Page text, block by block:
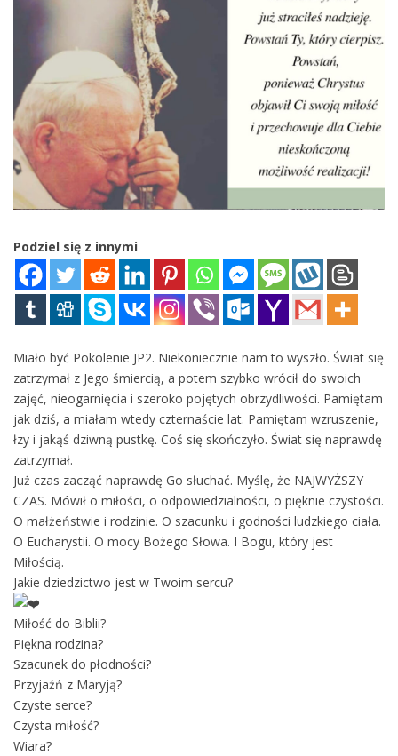
Podziel się z innymi
Miało być Pokolenie JP2. Niekoniecznie nam to wyszło. Świat się
zatrzymał z Jego śmiercią, a potem szybko wrócił do swoich
zajęć, nieogarnięcia i szeroko pojętych obrzydliwości. Pamiętam
jak dziś, a miałam wtedy czternaście lat. Pamiętam wzruszenie,
łzy i jakąś dziwną pustkę. Coś się skończyło. Świat się naprawdę
zatrzymał.
Już czas zacząć naprawdę Go słuchać. Myślę, że NAJWYŻSZY
CZAS. Mówił o miłości, o odpowiedzialności, o pięknie czystości.
O małżeństwie i rodzinie. O szacunku i godności ludzkiego ciała.
O Eucharystii. O mocy Bożego Słowa. I Bogu, który jest
Miłością.
Jakie dziedzictwo jest w Twoim sercu?
Miłość do Biblii?
Piękna rodzina?
Szacunek do płodności?
Przyjaźń z Maryją?
Czyste serce?
Czysta miłość?
Wiara?